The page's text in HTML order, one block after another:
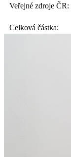
Veřejné zdroje ČR:
Celková částka: